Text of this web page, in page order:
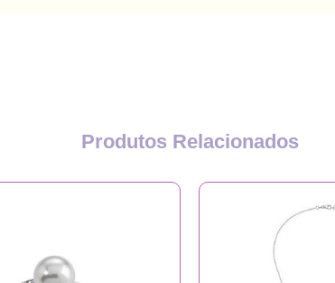
Produtos Relacionados